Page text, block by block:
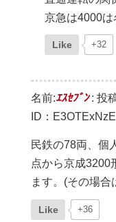
京急は4000は
Like +32
名前:ｴｽｾﾌﾞﾝ: 投
ID：E3OTExNzE
民鉄の78両、個
点から京成3200
ます。(その場合
Like +36